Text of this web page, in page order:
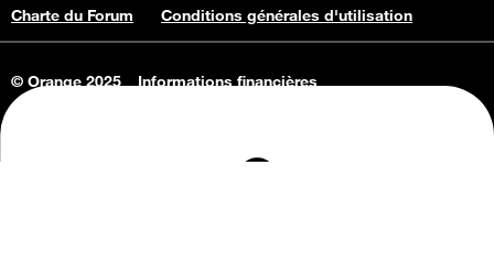
Charte du Forum Conditions générales d'utilisation
© Orange 2025
Informations financières